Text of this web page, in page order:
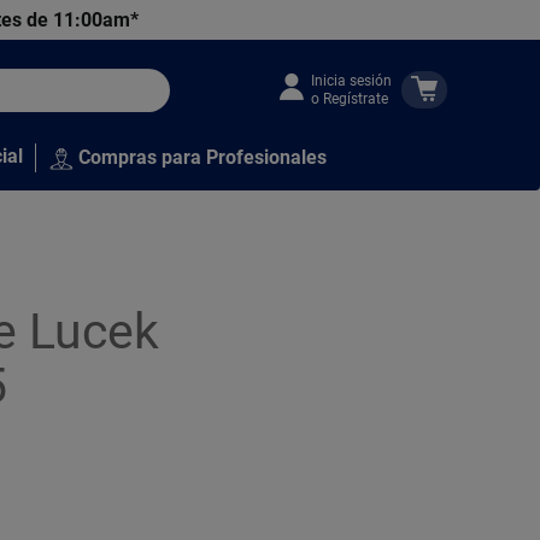
de 11:00am*
Inicia sesión
o Regístrate
Compras para Profesionales
Lucek